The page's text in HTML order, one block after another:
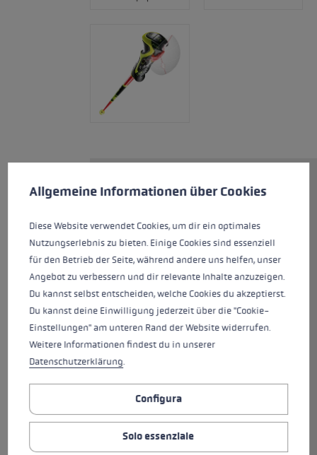
Il bastone da gara di alta qualità
alluminio HTS 6.5 ad alta
resistenza e carbonio aramidico
è dotato della nuova
impugnatura da slalom Trigger
3D.Il nuovo sistema Trigger 3D
offre più controllo grazie a un
collegamento diretto tra guanto
e bastone, un migliore comfort
di utilizzo con aggancio e
sicurezza superiore grazie a un
intelligente sistema di rilascio
tridimensionale. Così ci si può
concentrare al 100% sulla
Allgemeine Informationen über Cookies
Diese Website verwendet Cookies, um dir ein optimales
Nutzungserlebnis zu bieten. Einige Cookies sind essenziell
für den Betrieb der Seite, während andere uns helfen, unser
Angebot zu verbessern und dir relevante Inhalte anzuzeigen.
Du kannst selbst entscheiden, welche Cookies du akzeptierst.
Du kannst deine Einwilligung jederzeit über die "Cookie-
Einstellungen" am unteren Rand der Website widerrufen.
Weitere Informationen findest du in unserer
Datenschutzerklärung.
Configura
Solo essenziale